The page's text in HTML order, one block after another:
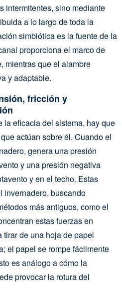
intermitentes, sino mediante
a lo largo de toda la
simbiótica es la fuente de la
proporciona el marco de
mientras que el alambre
y adaptable.
fricción y
la eficacia del sistema, hay que
actúan sobre él. Cuando el
genera una presión
y una presión negativa
y en el techo. Estas
invernadero, buscando
más antiguos, como el
estas fuerzas en
de una hoja de papel
el papel se rompe fácilmente
es análogo a cómo la
provocar la rotura del